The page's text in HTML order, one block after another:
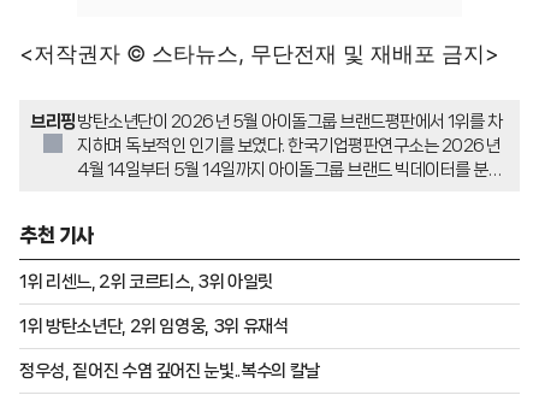
<저작권자 © 스타뉴스, 무단전재 및 재배포 금지>
브리핑방탄소년단이 2026년 5월 아이돌그룹 브랜드평판에서 1위를 차
지하며 독보적인 인기를 보였다. 한국기업평판연구소는 2026년
4월 14일부터 5월 14일까지 아이돌그룹 브랜드 빅데이터를 분석
드 분석에서는 '아미, 멕시코 콘서트, 아리랑'이 높게 나왔다.
추천 기사
1위 리센느, 2위 코르티스, 3위 아일릿
1위 방탄소년단, 2위 임영웅, 3위 유재석
정우성, 짙어진 수염 깊어진 눈빛..복수의 칼날